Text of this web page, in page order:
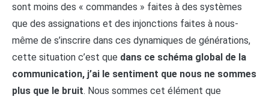
sont moins des « commandes » faites à des systèmes
que des assignations et des injonctions faites à nous-
même de s’inscrire dans ces dynamiques de générations,
cette situation c’est que dans ce schéma global de la
communication, j’ai le sentiment que nous ne sommes
plus que le bruit. Nous sommes cet élément que